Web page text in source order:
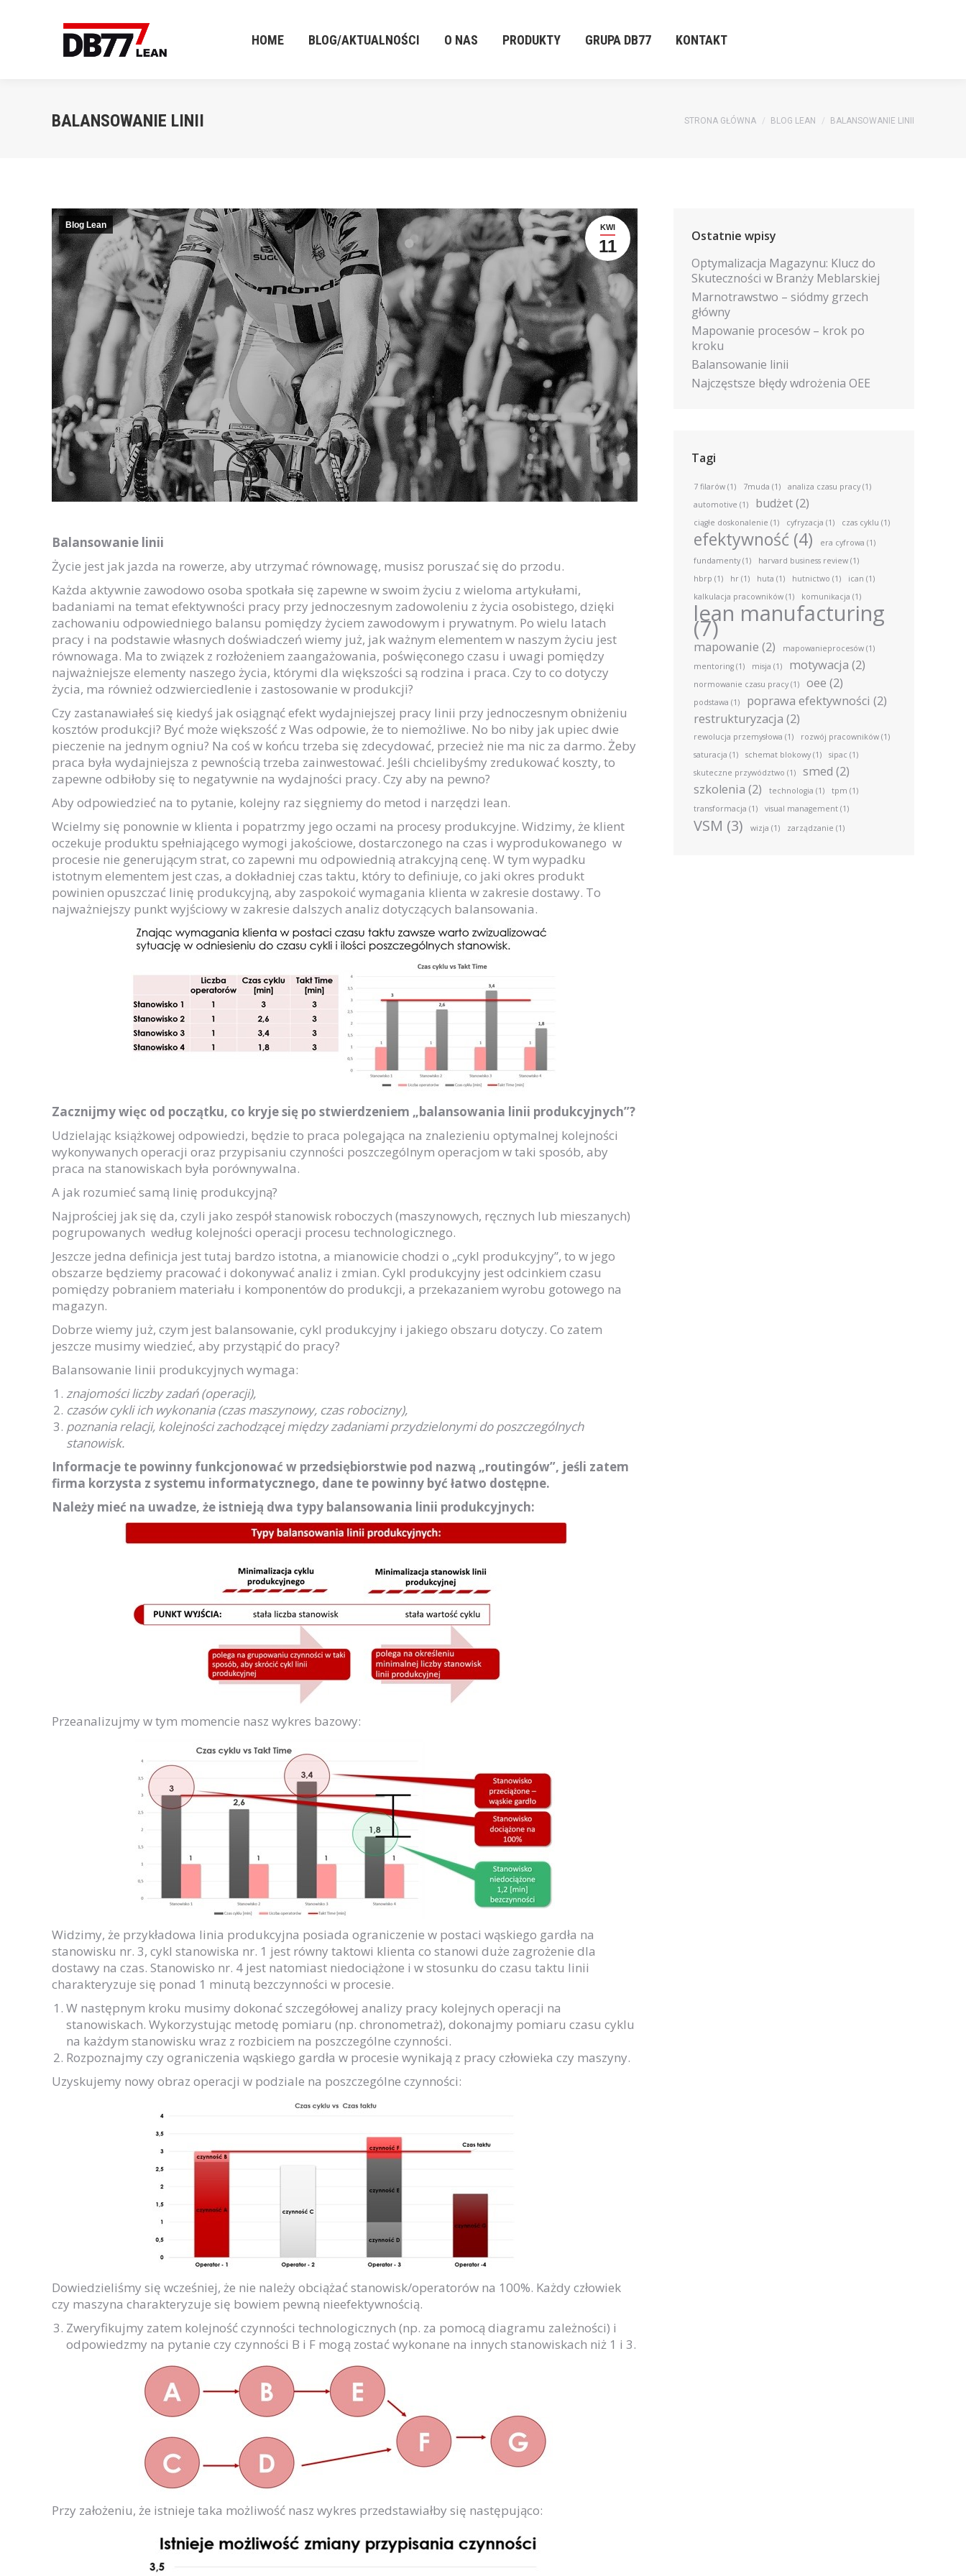
HOME BLOG/AKTUALNOŚCI O NAS PRODUKTY GRUPA DB77 KONTAKT
BALANSOWANIE LINII Jesteś tutaj:
STRONA GŁÓWNA BLOG LEAN BALANSOWANIE LINII
KWI
11
Blog Lean
Balansowanie linii
Życie jest jak jazda na rowerze, aby utrzymać równowagę, musisz poruszać się do przodu.
Każda aktywnie zawodowo osoba spotkała się zapewne w swoim życiu z wieloma artykułami,
badaniami na temat efektywności pracy przy jednoczesnym zadowoleniu z życia osobistego, dzięki
zachowaniu odpowiedniego balansu pomiędzy życiem zawodowym i prywatnym. Po wielu latach
pracy i na podstawie własnych doświadczeń wiemy już, jak ważnym elementem w naszym życiu jest
równowaga. Ma to związek z rozłożeniem zaangażowania, poświęconego czasu i uwagi pomiędzy
najważniejsze elementy naszego życia, którymi dla większości są rodzina i praca. Czy to co dotyczy
życia, ma również odzwierciedlenie i zastosowanie w produkcji?
Czy zastanawiałeś się kiedyś jak osiągnąć efekt wydajniejszej pracy linii przy jednoczesnym obniżeniu
kosztów produkcji? Być może większość z Was odpowie, że to niemożliwe. No bo niby jak upiec dwie
pieczenie na jednym ogniu? Na coś w końcu trzeba się zdecydować, przecież nie ma nic za darmo. Żeby
praca była wydajniejsza z pewnością trzeba zainwestować. Jeśli chcielibyśmy zredukować koszty, to
zapewne odbiłoby się to negatywnie na wydajności pracy. Czy aby na pewno?
Aby odpowiedzieć na to pytanie, kolejny raz sięgniemy do metod i narzędzi lean.
Wcielmy się ponownie w klienta i popatrzmy jego oczami na procesy produkcyjne. Widzimy, że klient
oczekuje produktu spełniającego wymogi jakościowe, dostarczonego na czas i wyprodukowanego w
procesie nie generującym strat, co zapewni mu odpowiednią atrakcyjną cenę. W tym wypadku
istotnym elementem jest czas, a dokładniej czas taktu, który to definiuje, co jaki okres produkt
powinien opuszczać linię produkcyjną, aby zaspokoić wymagania klienta w zakresie dostawy. To
najważniejszy punkt wyjściowy w zakresie dalszych analiz dotyczących balansowania.
Zacznijmy więc od początku, co kryje się po stwierdzeniem „balansowania linii produkcyjnych”?
Udzielając książkowej odpowiedzi, będzie to praca polegająca na znalezieniu optymalnej kolejności
wykonywanych operacji oraz przypisaniu czynności poszczególnym operacjom w taki sposób, aby
praca na stanowiskach była porównywalna.
A jak rozumieć samą linię produkcyjną?
Najprościej jak się da, czyli jako zespół stanowisk roboczych (maszynowych, ręcznych lub mieszanych)
pogrupowanych według kolejności operacji procesu technologicznego.
Jeszcze jedna definicja jest tutaj bardzo istotna, a mianowicie chodzi o „cykl produkcyjny”, to w jego
obszarze będziemy pracować i dokonywać analiz i zmian. Cykl produkcyjny jest odcinkiem czasu
pomiędzy pobraniem materiału i komponentów do produkcji, a przekazaniem wyrobu gotowego na
magazyn.
Dobrze wiemy już, czym jest balansowanie, cykl produkcyjny i jakiego obszaru dotyczy. Co zatem
jeszcze musimy wiedzieć, aby przystąpić do pracy?
Balansowanie linii produkcyjnych wymaga:
znajomości liczby zadań (operacji),
czasów cykli ich wykonania (czas maszynowy, czas robocizny),
poznania relacji, kolejności zachodzącej między zadaniami przydzielonymi do poszczególnych
stanowisk.
Informacje te powinny funkcjonować w przedsiębiorstwie pod nazwą „routingów”, jeśli zatem
firma korzysta z systemu informatycznego, dane te powinny być łatwo dostępne.
Należy mieć na uwadze, że istnieją dwa typy balansowania linii produkcyjnych:
Przeanalizujmy w tym momencie nasz wykres bazowy:
Widzimy, że przykładowa linia produkcyjna posiada ograniczenie w postaci wąskiego gardła na
stanowisku nr. 3, cykl stanowiska nr. 1 jest równy taktowi klienta co stanowi duże zagrożenie dla
dostawy na czas. Stanowisko nr. 4 jest natomiast niedociążone i w stosunku do czasu taktu linii
charakteryzuje się ponad 1 minutą bezczynności w procesie.
W następnym kroku musimy dokonać szczegółowej analizy pracy kolejnych operacji na
stanowiskach. Wykorzystując metodę pomiaru (np. chronometraż), dokonajmy pomiaru czasu cyklu
na każdym stanowisku wraz z rozbiciem na poszczególne czynności.
Rozpoznajmy czy ograniczenia wąskiego gardła w procesie wynikają z pracy człowieka czy maszyny.
Uzyskujemy nowy obraz operacji w podziale na poszczególne czynności:
Dowiedzieliśmy się wcześniej, że nie należy obciążać stanowisk/operatorów na 100%. Każdy człowiek
czy maszyna charakteryzuje się bowiem pewną nieefektywnością.
Zweryfikujmy zatem kolejność czynności technologicznych (np. za pomocą diagramu zależności) i
odpowiedzmy na pytanie czy czynności B i F mogą zostać wykonane na innych stanowiskach niż 1 i 3.
Przy założeniu, że istnieje taka możliwość nasz wykres przedstawiałby się następująco:
Ostatnie wpisy
Optymalizacja Magazynu: Klucz do
Skuteczności w Branży Meblarskiej
Marnotrawstwo – siódmy grzech
główny
Mapowanie procesów – krok po
kroku
Balansowanie linii
Najczęstsze błędy wdrożenia OEE
Tagi
7 filarów (1) 7muda (1) analiza czasu pracy (1)
automotive (1) budżet(2)
ciągłe doskonalenie (1) cyfryzacja (1) czas cyklu (1)
efektywność (4) era cyfrowa (1)
fundamenty (1) harvard business review (1)
hbrp (1) hr (1) huta (1) hutnictwo (1) ican (1)
kalkulacja pracowników (1) komunikacja (1)
lean manufacturing
(7)
mapowanie (2) mapowanieprocesów (1)
mentoring (1) misja (1) motywacja (2)
normowanie czasu pracy (1) oee (2)
podstawa (1) poprawa efektywności (2)
restrukturyzacja (2)
rewolucja przemysłowa (1) rozwój pracowników (1)
saturacja (1) schemat blokowy (1) sipac (1)
skuteczne przywództwo (1) smed (2)
szkolenia (2) technologia (1) tpm (1)
transformacja (1) visual management (1)
VSM (3) wizja (1) zarządzanie (1)